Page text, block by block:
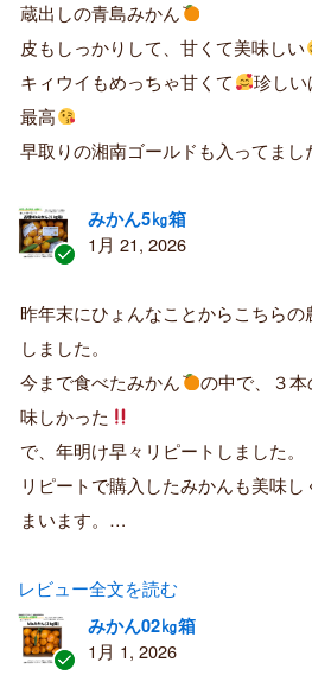
み
購
者
蔵出しの青島みかん
皮もしっかりして、甘くて美味しい
キィウイもめっちゃ甘くて
珍しい
最高
早取りの湘南ゴールドも入ってまし
証
済
み
購
者
みかん5㎏箱
1月 21, 2026
昨年末にひょんなことからこちらの
しました。
今まで食べたみかん
の中で、３
味しかった
で、年明け早々リピートしました。
リピートで購入したみかんも美味
まいます。…
レビュー全文を読む
みかん02㎏箱
1月 1, 2026